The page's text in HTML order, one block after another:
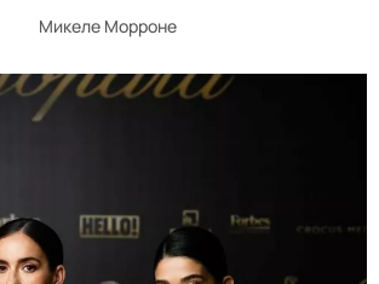
Микеле Морроне